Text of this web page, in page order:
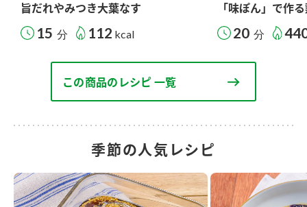
旨だれやみつき大葉なす
15 分 112 kcal
「味ぽん」で作
20 分
この商品のレシピ 一覧
季節の人気レシピ